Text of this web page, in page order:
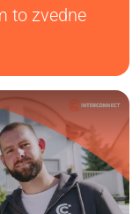
to zvedne